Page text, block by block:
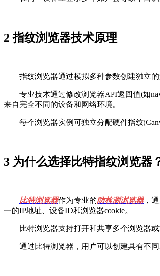
2 指纹浏览器技术原理
指纹浏览器通过模拟多种参数创建独立的
专业技术通过修改浏览器API返回值(如
来自完全不同的设备和网络环境。
每个浏览器实例可独立分配硬件指纹
3 为什么选择比特指纹浏览器
比特浏览器作为专业的防检测浏览器，
一的IP地址、设备ID和浏览器cookie。
比特浏览器支持打开和共享多个浏览器或
通过比特浏览器，用户可以创建具有不同